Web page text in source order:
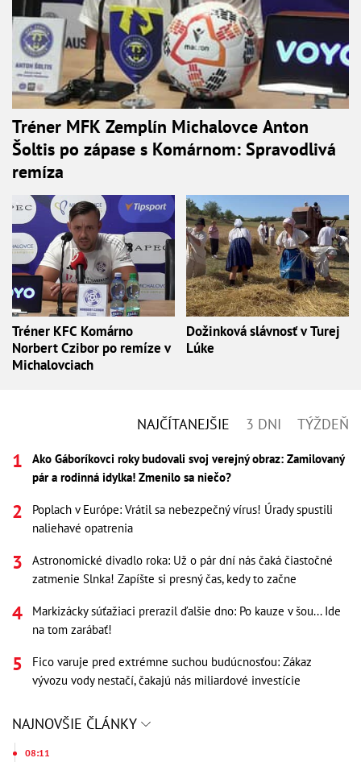
Tréner MFK Zemplín Michalovce Anton
Šoltis po zápase s Komárnom: Spravodlivá
remíza
Tréner KFC Komárno
Norbert Czibor po remíze v
Michalovciach
Dožinková slávnosť v Turej
Lúke
NAJČÍTANEJŠIE 3 DNI TÝŽDEŇ
Ako Gáboríkovci roky budovali svoj verejný obraz: Zamilovaný
pár a rodinná idylka! Zmenilo sa niečo?
Poplach v Európe: Vrátil sa nebezpečný vírus! Úrady spustili
naliehavé opatrenia
Astronomické divadlo roka: Už o pár dní nás čaká čiastočné
zatmenie Slnka! Zapíšte si presný čas, kedy to začne
Markizácky súťažiaci prerazil ďalšie dno: Po kauze v šou... Ide
na tom zarábať!
Fico varuje pred extrémne suchou budúcnosťou: Zákaz
vývozu vody nestačí, čakajú nás miliardové investície
NAJNOVŠIE ČLÁNKY
08:11